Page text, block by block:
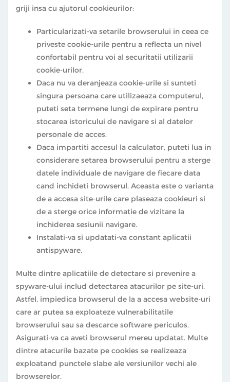
griji insa cu ajutorul cookieurilor:
Particularizati-va setarile browserului in ceea ce
priveste cookie-urile pentru a reflecta un nivel
confortabil pentru voi al securitatii utilizarii
cookie-urilor.
Daca nu va deranjeaza cookie-urile si sunteti
singura persoana care utilizaeaza computerul,
puteti seta termene lungi de expirare pentru
stocarea istoricului de navigare si al datelor
personale de acces.
Daca impartiti accesul la calculator, puteti lua in
considerare setarea browserului pentru a sterge
datele individuale de navigare de fiecare data
cand inchideti browserul. Aceasta este o varianta
de a accesa site-urile care plaseaza cookieuri si
de a sterge orice informatie de vizitare la
inchiderea sesiunii navigare.
Instalati-va si updatati-va constant aplicatii
antispyware.
Multe dintre aplicatiile de detectare si prevenire a
spyware-ului includ detectarea atacurilor pe site-uri.
Astfel, impiedica browserul de la a accesa website-uri
care ar putea sa exploateze vulnerabilitatile
browserului sau sa descarce software periculos.
Asigurati-va ca aveti browserul mereu updatat. Multe
dintre atacurile bazate pe cookies se realizeaza
exploatand punctele slabe ale versiunilor vechi ale
browserelor.